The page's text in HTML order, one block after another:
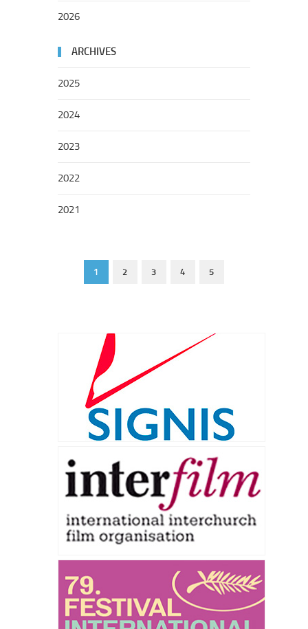
2026
ARCHIVES
2025
2024
2023
2022
2021
1 2 3 4 5